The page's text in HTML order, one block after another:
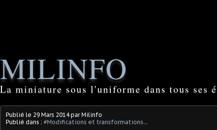
MILINFO
La miniature sous l'uniforme dans tous ses
Publié le 29 Mars 2014par Milinfo
Publié dans : #Modifications et transformations...